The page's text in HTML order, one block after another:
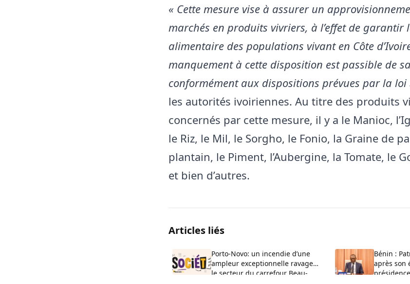
« Cette mesure vise à assurer un
marchés en produits vivriers, à l’effet de garantir
alimentaire des populations vivant en Côte
manquement à cette disposition est passible de
conformément aux dispositions prévues par la loi
les autorités ivoiriennes. Au titre des produits
concernés par cette mesure, il y a le Manioc,
le Riz, le Mil, le Sorgho, le Fonio, la Graine de
plantain, le Piment, l’Aubergine, la Tomate, le
et bien d’autres.
Articles liés
Porto-Novo: un incendie d’une
ampleur exceptionnelle ravage
le secteur du carrefour Beau-
Bénin :
après son